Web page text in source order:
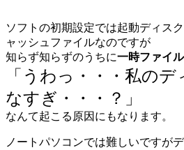
ソフトの初期設定では起動ディス
ャッシュファイルなのですが
知らず知らずのうちに一時ファイ
「うわっ・・・私の
なすぎ・・・？」
なんて起こる原因にもなります。
ノートパソコンでは難しいですが